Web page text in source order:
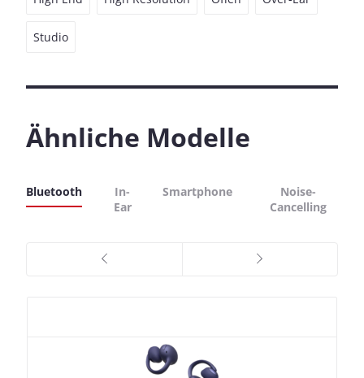
Studio
Ähnliche Modelle
Bluetooth
In-
Ear
Smartphone
Noise-
Cancelling